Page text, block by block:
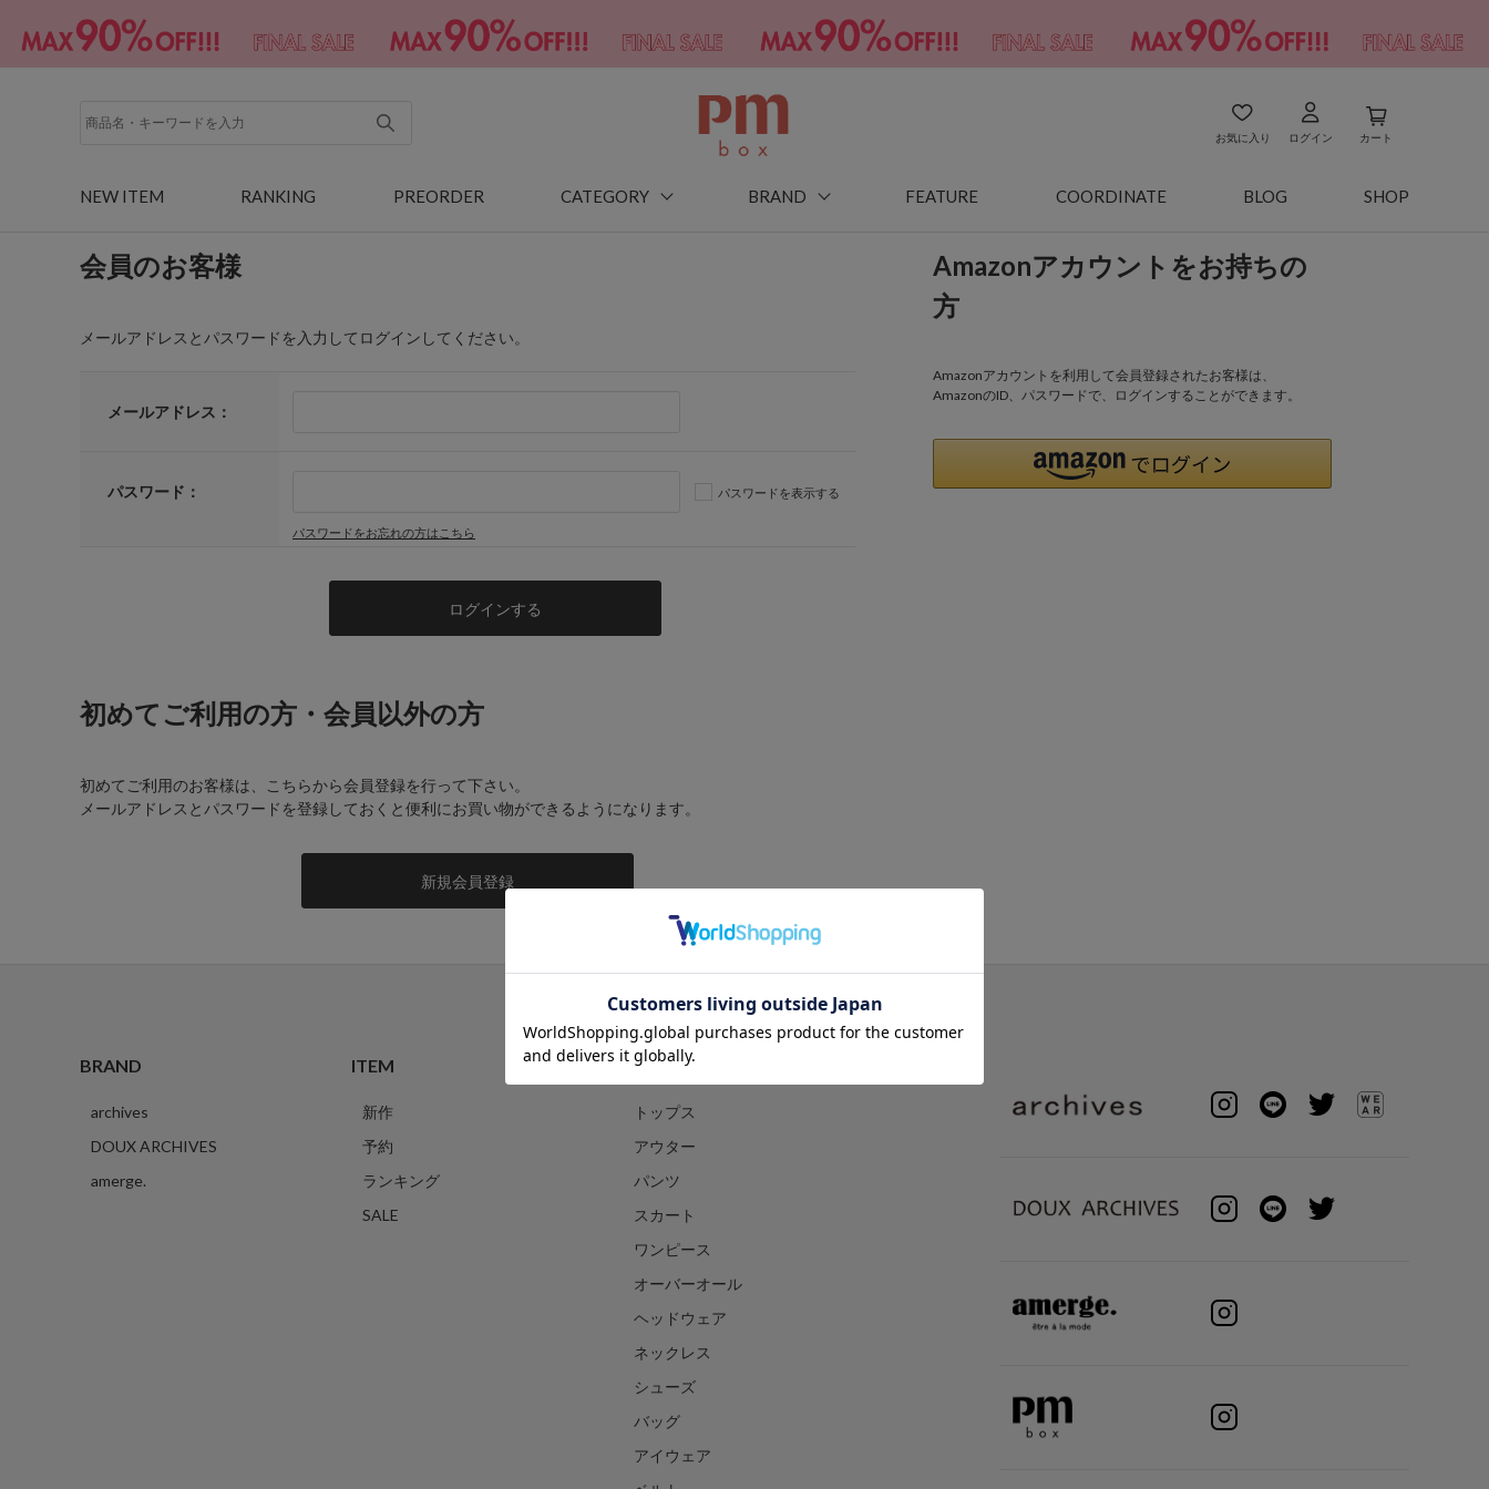
お気に入り ログイン カート
NEW ITEM RANKING PREORDER CATEGORY BRAND FEATURE COORDINATE BLOG SHOP
会員のお客様
メールアドレスとパスワードを入力してログインしてください。
メールアドレス：
パスワード： パスワードを表示する
パスワードをお忘れの方はこちら
Amazonアカウントをお持ちの
方
Amazonアカウントを利用して会員登録されたお客様は、
AmazonのID、パスワードで、ログインすることができます。
初めてご利用の方・会員以外の方
初めてご利用のお客様は、こちらから会員登録を行って下さい。
メールアドレスとパスワードを登録しておくと便利にお買い物ができるようになります。
BRAND
archives
DOUX ARCHIVES
amerge.
ITEM
新作
予約
ランキング
SALE
CATEGORY
トップス
アウター
パンツ
スカート
ワンピース
オーバーオール
ヘッドウェア
ネックレス
シューズ
バッグ
アイウェア